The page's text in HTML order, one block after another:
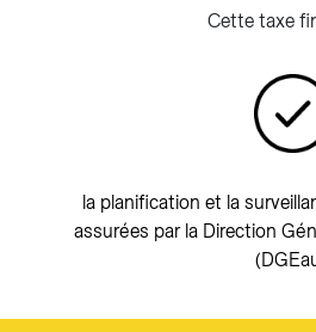
Cette taxe
la planification et la
assurées par la Direction